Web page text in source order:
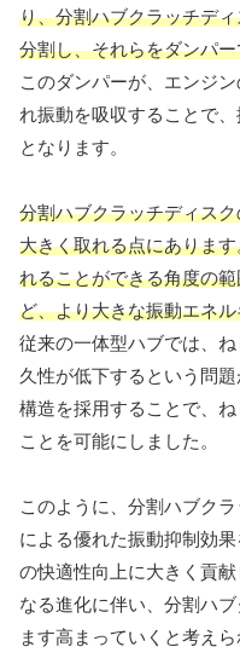
り、分割ハブクラッチデ
分割し、それらをダンパ
このダンパーが、エンジ
れ振動を吸収することで
となります。
分割ハブクラッチディス
大きく取れる点にありま
れることができる角度の
ど、より大きな振動エネ
従来の一体型ハブでは、
久性が低下するという問
構造を採用することで、
ことを可能にしました。
このように、分割ハブク
による優れた振動抑制効
の快適性向上に大きく貢
なる進化に伴い、分割ハ
ます高まっていくと考えら